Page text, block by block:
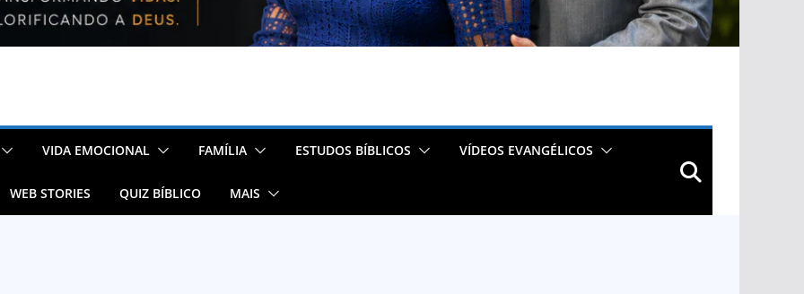
VIDA EMOCIONAL FAMÍLIA ESTUDOS BÍBLICOS VÍDEOS EVANGÉLICOS
WEB STORIES QUIZ BÍBLICO MAIS